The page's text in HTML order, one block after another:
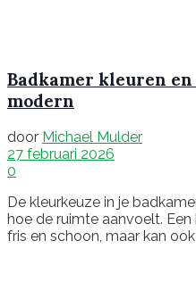
Badkamer kleuren
modern
door Michael Mulder
27 februari 2026
0
De kleurkeuze in je
hoe de ruimte aanvoelt.
fris en schoon, maar kan ook